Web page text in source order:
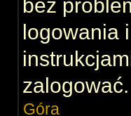
bez
logowania
zalogować.
Góra